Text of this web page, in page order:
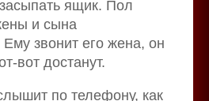
ящик. Пол
и сына
звонит его жена, он
вот достанут.
по телефону, как